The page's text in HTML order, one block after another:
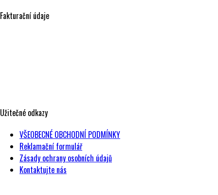
Fakturační údaje
Užitečné odkazy
VŠEOBECNÉ OBCHODNÍ PODMÍNKY
Reklamační formulář
Zásady ochrany osobních údajů
Kontaktujte nás